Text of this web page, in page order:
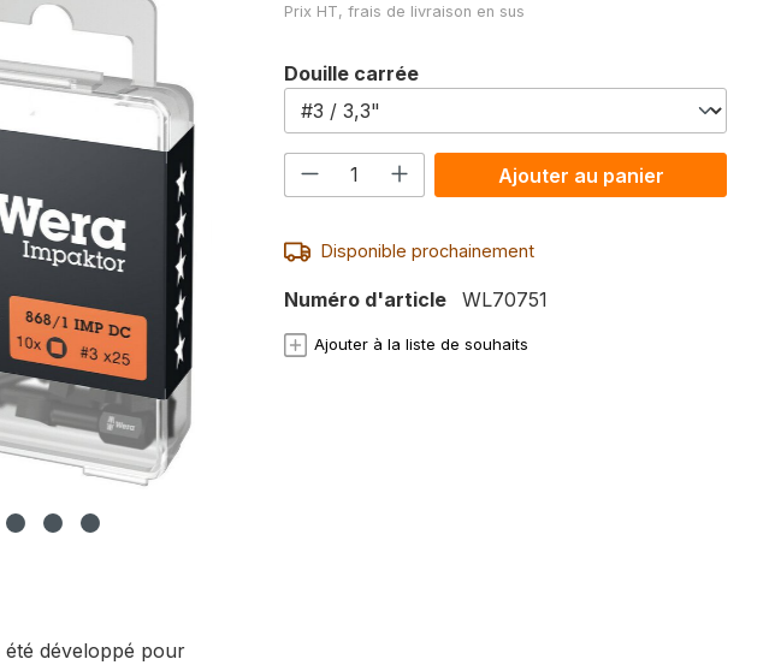
été développé pour
Prix HT, frais de livraison en sus
Sélectionnez
Douille carrée
Quantité de produit : Entrez la
Ajouter au panier
Disponible prochainement
Numéro d'article WL70751
Ajouter à la liste de souhaits